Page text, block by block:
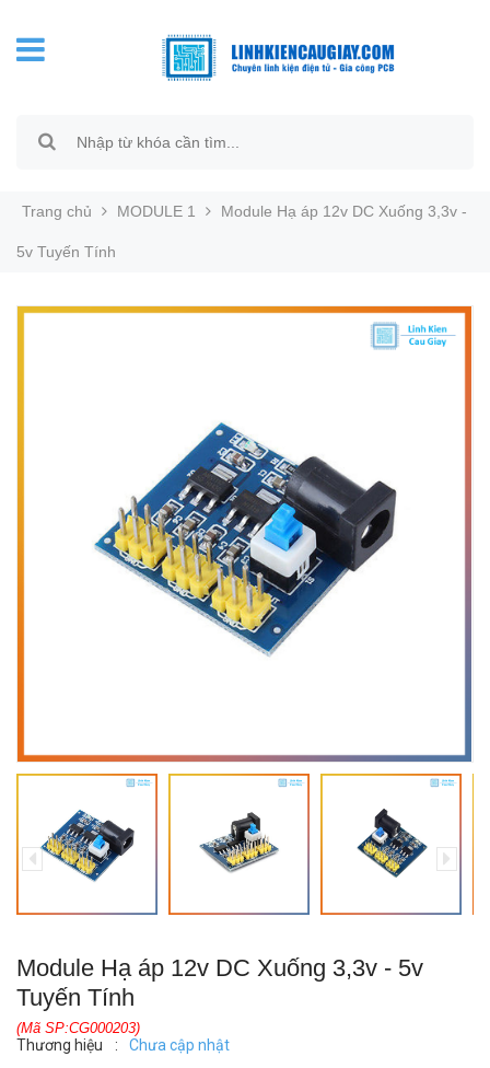
Trang chủ MODULE 1 Module Hạ áp 12v DC Xuống 3,3v -
5v Tuyến Tính
Module Hạ áp 12v DC Xuống 3,3v - 5v
Tuyến Tính
(Mã SP:CG000203)
Thương hiệu : Chưa cập nhật